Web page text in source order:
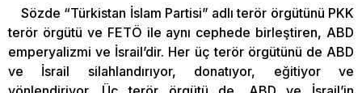
Sözde “Türkistan İslam Partisi” adlı terör örgütünü PKK
terör örgütü ve FETÖ ile aynı cephede birleştiren, ABD
emperyalizmi ve İsrail’dir. Her üç terör örgütünü de ABD
ve İsrail silahlandırıyor, donatıyor, eğitiyor ve